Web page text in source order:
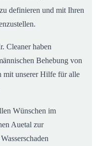
definieren und mit Ihren
Cleaner haben
Behebung von
mit unserer Hilfe für alle
Wünschen im
Auetal zur